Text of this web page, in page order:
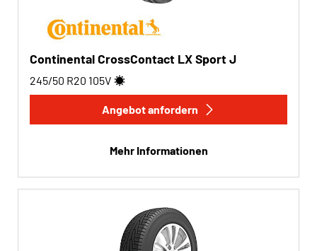
Continental CrossContact LX Sport J
245/50 R20 105V
Angebot anfordern
Mehr Informationen